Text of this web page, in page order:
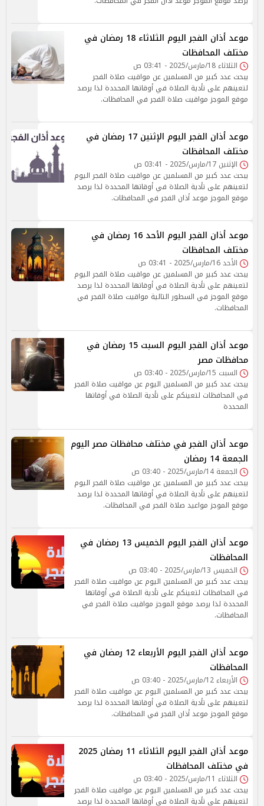
موعد أذان الفجر اليوم الثلاثاء 18 رمضان في
مختلف المحافظات
الثلاثاء 18/مارس/2025 - 03:41 ص
يبحث عدد كبير من المسلمين عن مواقيت صلاة الفجر
لتعينهم على تأدية الصلاة في أوقاتها المحددة لذا يرصد
موقع الموجز مواقيت صلاة الفجر في المحافظات.
موعد أذان الفجر اليوم الإثنين 17 رمضان في
مختلف المحافظات
الإثنين 17/مارس/2025 - 03:41 ص
يبحث عدد كبير من المسلمين عن مواقيت صلاة الفجر اليوم
لتعينهم على تأدية الصلاة في أوقاتها المحددة لذا يرصد
موقع الموجز موعد أذان الفجر في المحافظات.
موعد أذان الفجر اليوم الأحد 16 رمضان في
مختلف المحافظات
الأحد 16/مارس/2025 - 03:41 ص
يبحث عدد كبير من المسلمين عن مواقيت صلاة الفجر اليوم
لتعينهم على تأدية الصلاة في أوقاتها المحددة لذا يرصد
موقع الموجز في السطور التالية مواقيت صلاة الفجر في
المحافظات.
موعد أذان الفجر اليوم السبت 15 رمضان في
محافظات مصر
السبت 15/مارس/2025 - 03:40 ص
يبحث عدد كبير من المسلمين اليوم عن مواقيت صلاة الفجر
في المحافظات لتعينكم على تأدية الصلاة في أوقاتها
المحددة
موعد أذان الفجر في مختلف محافظات مصر اليوم
الجمعة 14 رمضان
الجمعة 14/مارس/2025 - 03:40 ص
يبحث عدد كبير من المسلمين عن مواقيت صلاة الفجر اليوم
لتعينهم على تأدية الصلاة في أوقاتها المحددة لذا يرصد
موقع الموجز مواعيد صلاة الفجر في المحافظات.
موعد أذان الفجر اليوم الخميس 13 رمضان في
المحافظات
الخميس 13/مارس/2025 - 03:40 ص
يبحث عدد كبير من المسلمين اليوم عن مواقيت صلاة الفجر
في المحافظات لتعينكم على تأدية الصلاة في أوقاتها
المحددة لذا يرصد موقع الموجز مواقيت صلاة الفجر في
المحافظات.
موعد أذان الفجر اليوم الأربعاء 12 رمضان في
المحافظات
الأربعاء 12/مارس/2025 - 03:40 ص
يبحث عدد كبير من المسلمين اليوم عن مواقيت صلاة الفجر
لتعينهم على تأدية الصلاة في أوقاتها المحددة لذا يرصد
موقع الموجز موعد أذان الفجر في المحافظات.
موعد أذان الفجر اليوم الثلاثاء 11 رمضان 2025
في مختلف المحافظات
الثلاثاء 11/مارس/2025 - 03:40 ص
يبحث عدد كبير من المسلمين اليوم عن مواقيت صلاة الفجر
لتعينهم على تأدية الصلاة في أوقاتها المحددة لذا يرصد